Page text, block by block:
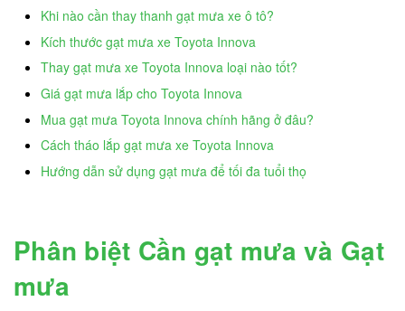
Khi nào cần thay thanh gạt mưa xe ô tô?
Kích thước gạt mưa xe Toyota Innova
Thay gạt mưa xe Toyota Innova loại nào tốt?
Giá gạt mưa lắp cho Toyota Innova
Mua gạt mưa Toyota Innova chính hãng ở đâu?
Cách tháo lắp gạt mưa xe Toyota Innova
Hướng dẫn sử dụng gạt mưa để tối đa tuổi thọ
Phân biệt Cần gạt mưa và Gạt
mưa